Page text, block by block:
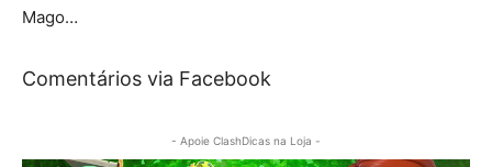
Mago…
Comentários via Facebook
- Apoie ClashDicas na Loja -